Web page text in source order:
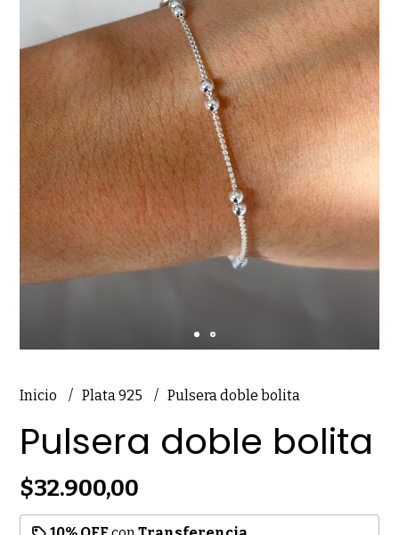
Inicio Plata 925 Pulsera doble bolita
Pulsera doble bolita
$32.900,00